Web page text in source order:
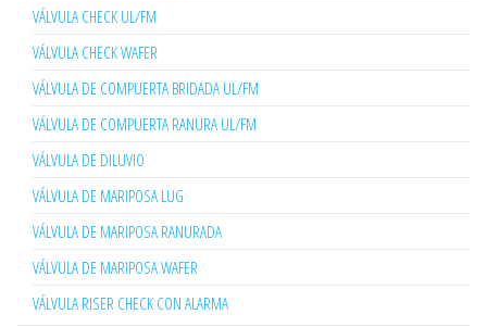
VÁLVULA CHECK UL/FM
VÁLVULA CHECK WAFER
VÁLVULA DE COMPUERTA BRIDADA UL/FM
VÁLVULA DE COMPUERTA RANURA UL/FM
VÁLVULA DE DILUVIO
VÁLVULA DE MARIPOSA LUG
VÁLVULA DE MARIPOSA RANURADA
VÁLVULA DE MARIPOSA WAFER
VÁLVULA RISER CHECK CON ALARMA